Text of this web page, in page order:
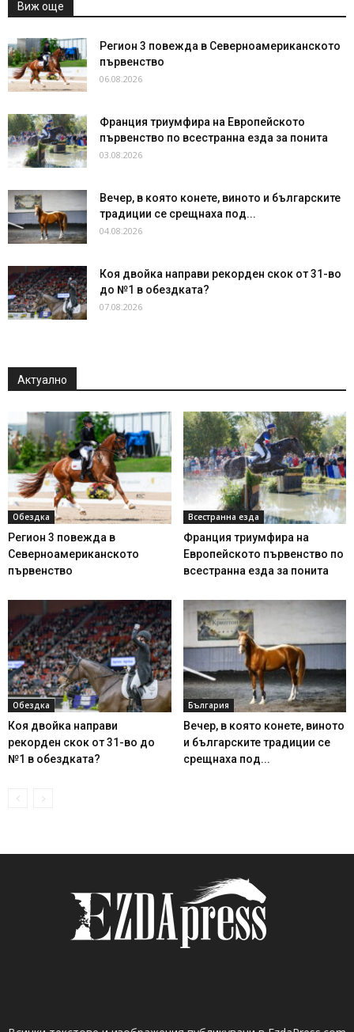
Виж още
Регион 3 повежда в Северноамериканското
първенство
06.08.2026
Франция триумфира на Европейското
първенство по всестранна езда за понита
03.08.2026
Вечер, в която конете, виното и българските
традиции се срещнаха под...
04.08.2026
Коя двойка направи рекорден скок от 31-во
до №1 в обездката?
07.08.2026
Актуално
Обездка
Регион 3 повежда в
Северноамериканското
първенство
Всестранна езда
Франция триумфира на
Европейското първенство по
всестранна езда за понита
Обездка
Коя двойка направи
рекорден скок от 31-во до
№1 в обездката?
България
Вечер, в която конете, виното
и българските традиции се
срещнаха под...